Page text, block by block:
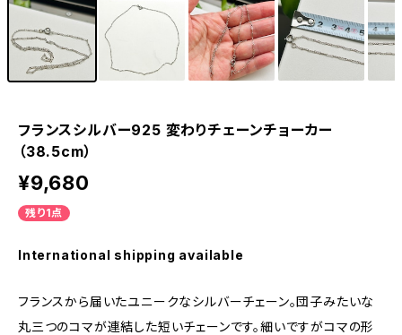
フランスシルバー925 変わりチェーンチョーカー
（38.5cm）
¥9,680
残り1点
International shipping available
フランスから届いたユニークなシルバーチェーン。団子みたいな
丸三つのコマが連結した短いチェーンです。細いですがコマの形